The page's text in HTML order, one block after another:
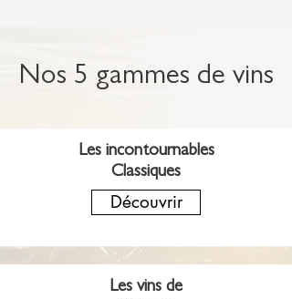
Nos 5 gammes de vins
Les incontournables
Classiques
Découvrir
Les vins de